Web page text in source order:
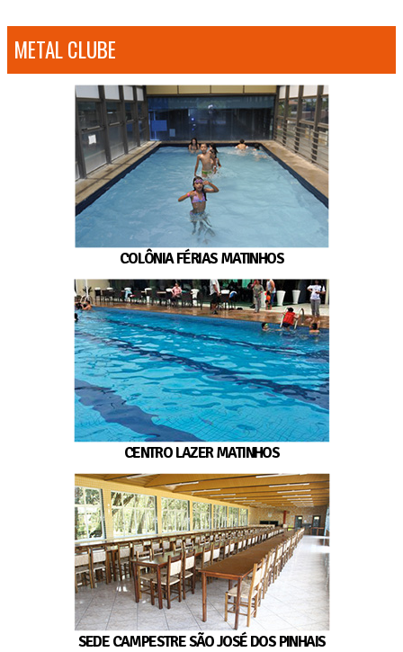
METAL CLUBE
COLÔNIA FÉRIAS MATINHOS
CENTRO LAZER MATINHOS
SEDE CAMPESTRE SÃO JOSÉ DOS PINHAIS